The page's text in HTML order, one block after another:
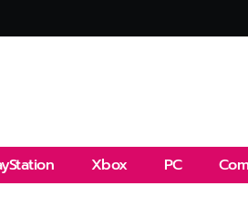
Xbox PC